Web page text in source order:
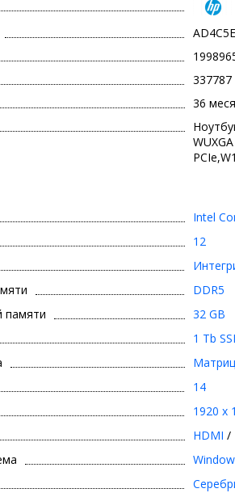
337787
36
Intel
12
DDR5
памяти
32 GB
1 Tb
14
1920 x
HDMI /